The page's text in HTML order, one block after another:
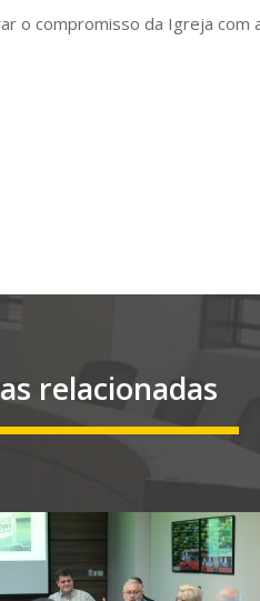
o compromisso da Igreja
relacionadas